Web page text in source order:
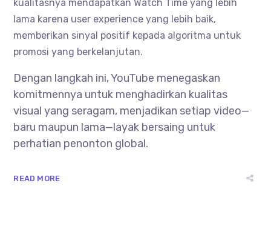
kualitasnya mendapatkan Watch Time yang lebih
lama karena user experience yang lebih baik,
memberikan sinyal positif kepada algoritma untuk
promosi yang berkelanjutan.
Dengan langkah ini, YouTube menegaskan
komitmennya untuk menghadirkan kualitas
visual yang seragam, menjadikan setiap video—
baru maupun lama—layak bersaing untuk
perhatian penonton global.
READ MORE